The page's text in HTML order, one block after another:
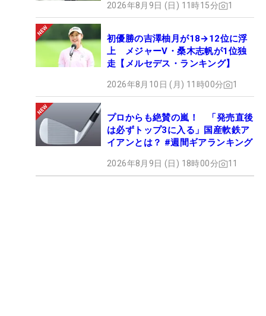
2026年8月9日 (日) 11時15分 1
初優勝の吉澤柚月が18→12位に浮
上 メジャーV・桑木志帆が1位独
走【メルセデス・ランキング】
2026年8月10日 (月) 11時00分 1
プロからも絶賛の嵐！ 「発売直後
は必ずトップ3に入る」国産軟鉄ア
イアンとは？ #週間ギアランキング
2026年8月9日 (日) 18時00分 11